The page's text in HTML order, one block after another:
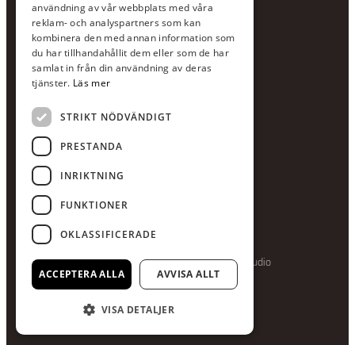
E-post:info@scandcon.se
BESÖKSADRESS
Backagårdsgatan 9
511 57 Kinna
UPPGIFTER
Orgnummer
559375-8161
Swishnummer
123-615 05 28
Producerad av Gota Media Brand Studio
användning av vår webbplats med våra
reklam- och analyspartners som kan
kombinera den med annan information som
du har tillhandahållit dem eller som de har
samlat in från din användning av deras
tjänster. Läs mer
STRIKT NÖDVÄNDIGT
PRESTANDA
INRIKTNING
FUNKTIONER
OKLASSIFICERADE
ACCEPTERA ALLA AVVISA ALLT
VISA DETALJER